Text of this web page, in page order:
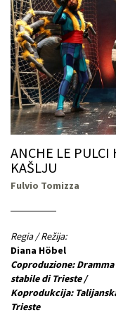
ANCHE LE PULCI
KAŠLJU
Fulvio Tomizza
Regia / Režija:
Diana Höbel
Coproduzione:
stabile di Trieste /
Koprodukcija:
Trieste